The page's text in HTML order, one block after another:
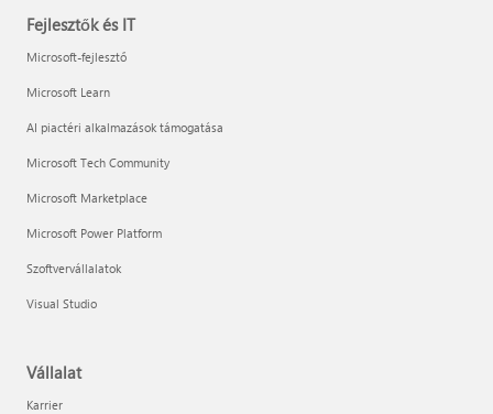
Fejlesztők és IT
Microsoft-fejlesztő
Microsoft Learn
AI piactéri alkalmazások támogatása
Microsoft Tech Community
Microsoft Marketplace
Microsoft Power Platform
Szoftvervállalatok
Visual Studio
Vállalat
Karrier